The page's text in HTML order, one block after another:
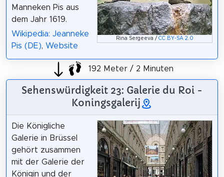
Rina Sergeeva /CC BY-SA 2.0
Manneken Pis aus
dem Jahr 1619.
Wikipedia: Jeanneke
Pis (DE), Website
192 Meter / 2 Minuten
Sehenswürdigkeit 23: Galerie du Roi -
Koningsgalerij
Die Königliche
Galerie in Brüssel
gehört zusammen
mit der Galerie der
Königin und der